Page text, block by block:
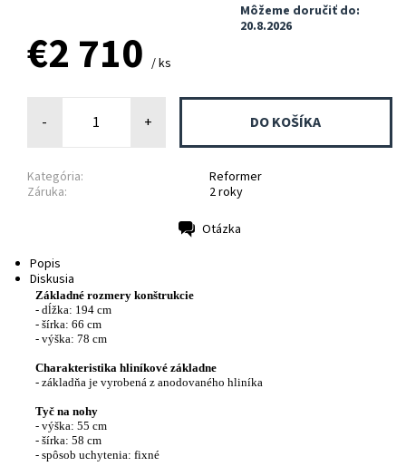
Môžeme doručiť do:
20.8.2026
€2 710 / ks
- +
Kategória:
Reformer
Záruka:
2 roky
Otázka
Popis
Diskusia
Základné rozmery konštrukcie
- dĺžka: 194 cm
- šírka: 66 cm
- výška: 78 cm
Charakteristika hliníkové základne
- základňa je vyrobená z anodovaného hliníka
Tyč na nohy
- výška: 55 cm
- šírka: 58 cm
- spôsob uchytenia: fixné